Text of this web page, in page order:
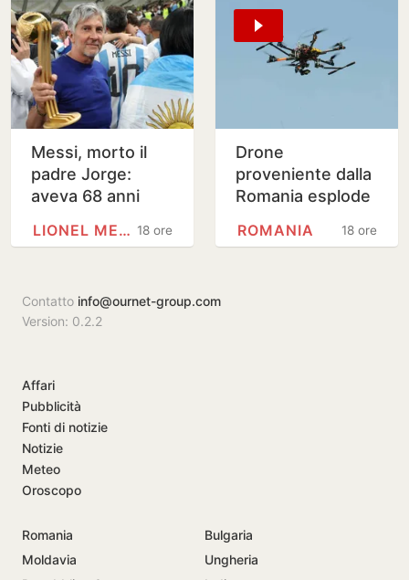
Messi, morto il
padre Jorge:
aveva 68 anni
18 ore
LIONEL MESSI
Drone
proveniente dalla
Romania esplode
bulgaro
18 ore
ROMANIA
Contatto info@ournet-group.com
Version: 0.2.2
Affari
Pubblicità
Fonti di notizie
Notizie
Meteo
Oroscopo
Romania
Bulgaria
Moldavia
Ungheria